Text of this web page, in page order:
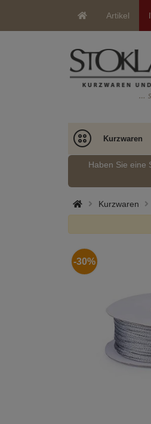
Artikel
…
Kurzwaren
Haben Sie eine
Kurzwaren
-30%